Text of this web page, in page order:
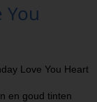
You
Love You Heart
en goud tinten